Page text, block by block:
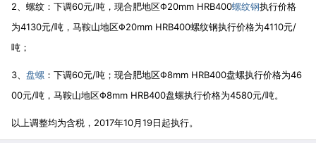
2、螺纹：下调60元/吨，现合肥地区Φ20mm HRB400螺纹钢执行价格
为4130元/吨，马鞍山地区Φ20mm HRB400螺纹钢执行价格为4110元/
吨；
3、 盘螺 ：下调60元/吨；现合肥地区Φ8mm HRB400盘螺执行价格为46
00元/吨，马鞍山地区Φ8mm HRB400盘螺执行价格为4580元/吨。
以上调整均为含税，2017年10月19日起执行。